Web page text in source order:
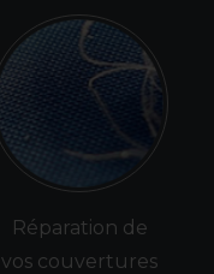
Réparation de
vos couvertures